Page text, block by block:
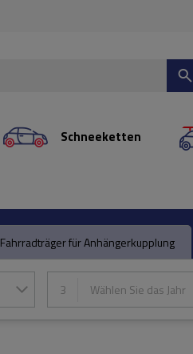
Schneeketten
Fahrradträger für Anhängerkupplung
3 Wählen Sie das Jahr